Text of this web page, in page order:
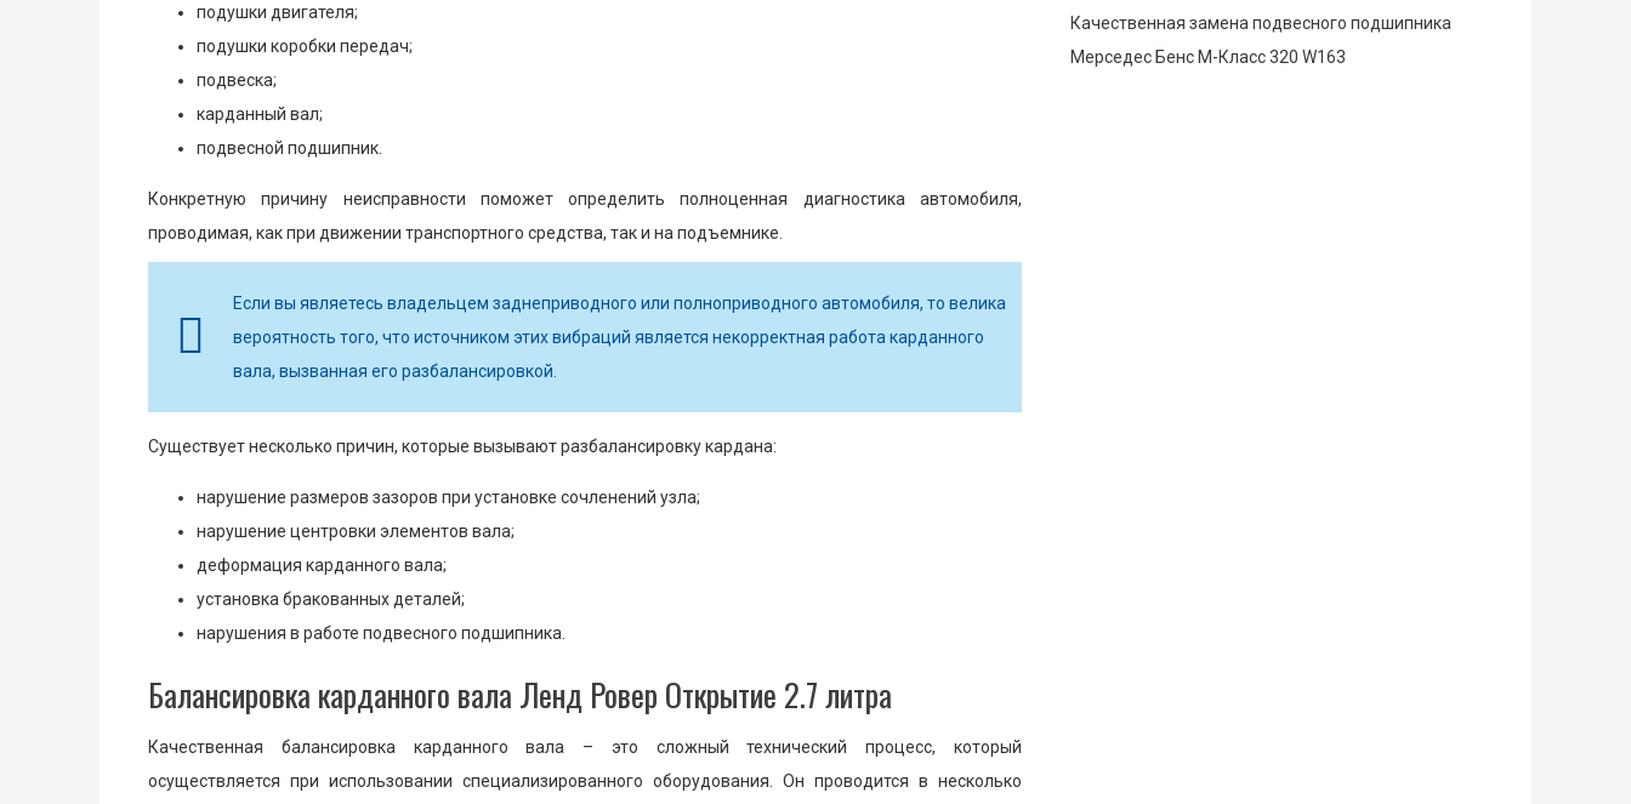
подушки двигателя;
подушки коробки передач;
подвеска;
карданный вал;
подвесной подшипник.
Конкретную причину неисправности поможет определить полноценная диагностика автомобиля,
проводимая, как при движении транспортного средства, так и на подъемнике.
Если вы являетесь владельцем заднеприводного или полноприводного автомобиля, то велика
вероятность того, что источником этих вибраций является некорректная работа карданного
вала, вызванная его разбалансировкой.
Существует несколько причин, которые вызывают разбалансировку кардана:
нарушение размеров зазоров при установке сочленений узла;
нарушение центровки элементов вала;
деформация карданного вала;
установка бракованных деталей;
нарушения в работе подвесного подшипника.
Балансировка карданного вала Ленд Ровер Открытие 2.7 литра
Качественная балансировка карданного вала – это сложный технический процесс, который
осуществляется при использовании специализированного оборудования. Он проводится в несколько
Качественная замена подвесного подшипника
Мерседес Бенс М-Класс 320 W163